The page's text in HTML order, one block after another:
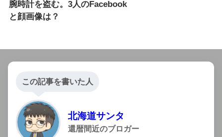
腕時計を盗む。3人のFacebook
と顔画像は？
この記事を書いた人
北海道サンタ
還暦間近のブロガー